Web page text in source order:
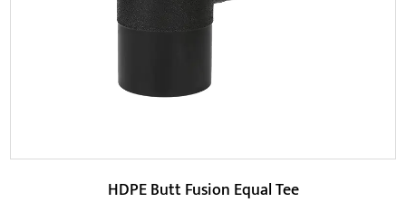
BACA LAGI
HDPE Butt Fusion Equal Tee